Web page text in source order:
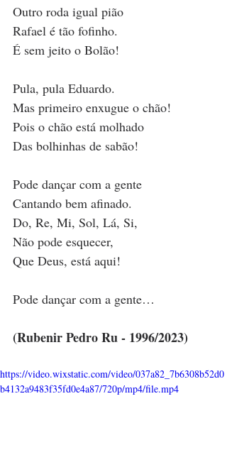
Outro roda igual pião
Rafael é tão fofinho.
É sem jeito o Bolão!
Pula, pula Eduardo.
Mas primeiro enxugue o chão!
Pois o chão está molhado
Das bolhinhas de sabão!
Pode dançar com a gente
Cantando bem afinado.
Do, Re, Mi, Sol, Lá, Si,
Não pode esquecer,
Que Deus, está aqui!
Pode dançar com a gente…
(Rubenir Pedro Ru - 1996/2023)
https://video.wixstatic.com/video/037a82_7b6308b52d0
b4132a9483f35fd0e4a87/720p/mp4/file.mp4